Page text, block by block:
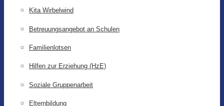
Kita Wirbelwind
Betreuungsangebot an Schulen
Familienlotsen
Hilfen zur Erziehung (HzE)
Soziale Gruppenarbeit
Elternbildung